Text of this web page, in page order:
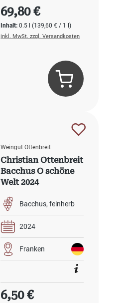
Inhalt:0.5 l(139,60 € / 1 l)
Regulärer Preis:
69,80 €
inkl. MwSt. zzgl. Versandkosten
Weingut Ottenbreit
Christian Ottenbreit
Bacchus O schöne
Welt 2024
Bacchus feinherb
2024
Franken
Regulärer Preis:
6,50 €